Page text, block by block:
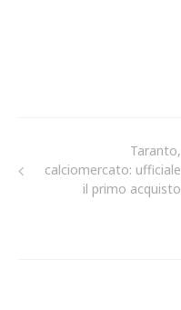
Taranto,
calciomercato: ufficiale
il primo acquisto